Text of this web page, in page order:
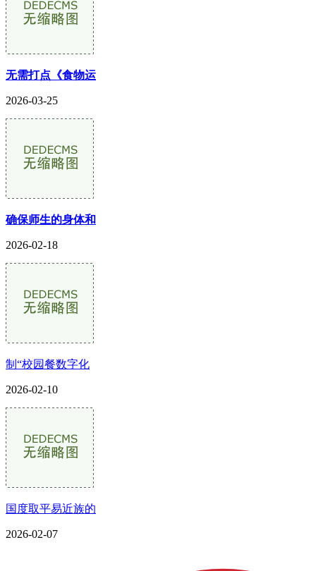
无需打点《食物运
2026-03-25
确保师生的身体和
2026-02-18
制“校园餐数字化
2026-02-10
国度取平易近族的
2026-02-07